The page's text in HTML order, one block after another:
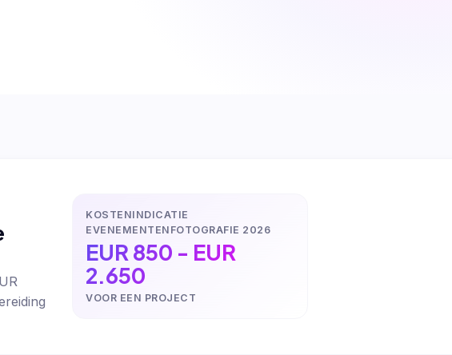
KOSTENINDICATIE
EVENEMENTENFOTOGRAFIE 2026
EUR 850 - EUR
2.650
VOOR EEN PROJECT